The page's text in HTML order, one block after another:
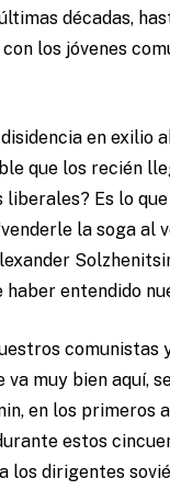
décadas,
los jóvenes
en exilio
que los recién
liberales? Es lo
la soga al
entendido
comunistas
va muy bien aquí,
en los primeros
estos
los dirigentes